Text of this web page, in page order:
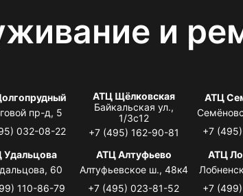
и
пр-д, 5
032-08-22
АТЦ Щёлковская
Байкальская ул.,
1/3с12
+7 (495) 162-90-81
АТЦ
+7
Удальцова
60
110-86-79
АТЦ Алтуфьево
Алтуфьевское ш., 48к4
+7 (495) 023-81-52
АТЦ
+7